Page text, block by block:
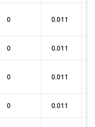
0 0.011
0 0.011
0 0.011
0 0.011